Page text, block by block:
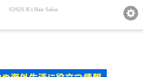
©2026 K's Hair Salon